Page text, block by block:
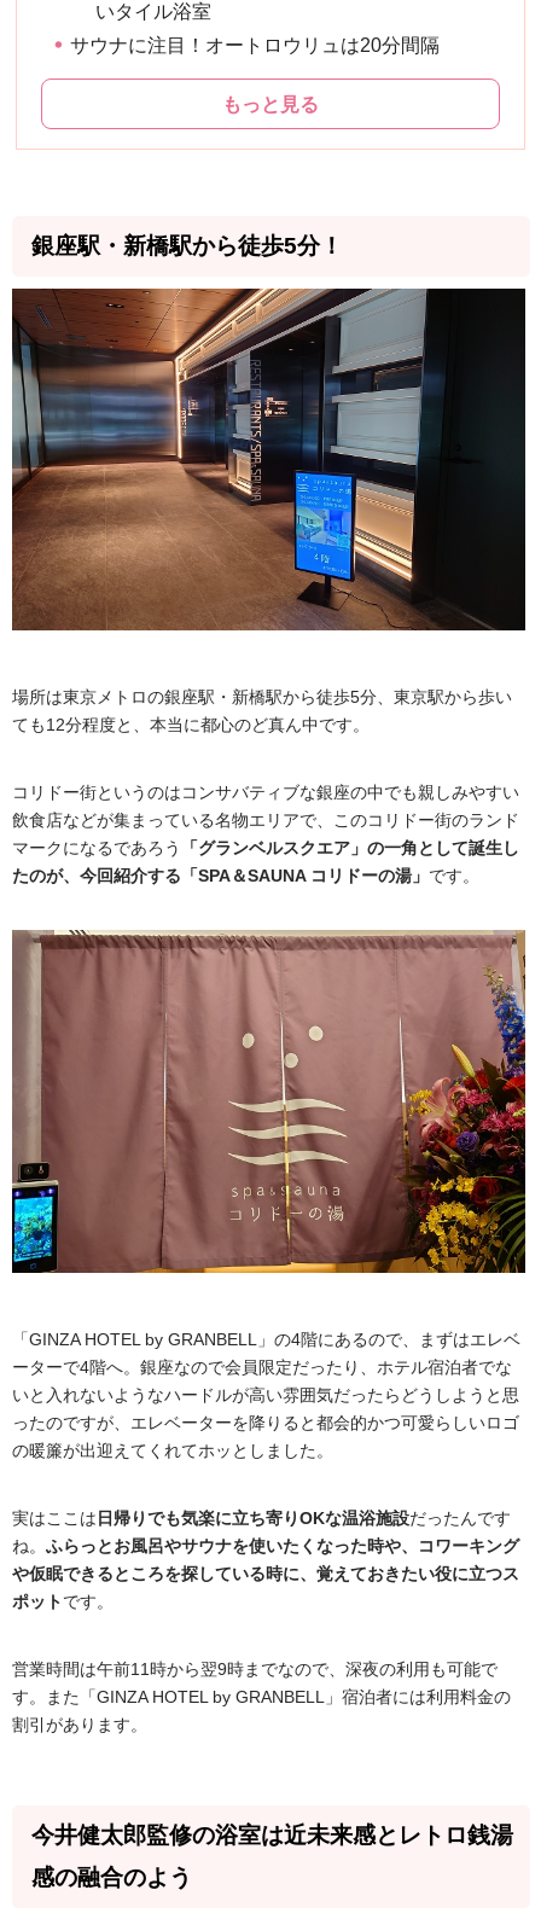
いタイル浴室
サウナに注目！オートロウリュは20分間隔
もっと見る
銀座駅・新橋駅から徒歩5分！
場所は東京メトロの銀座駅・新橋駅から徒歩5分、東京駅から歩い
ても12分程度と、本当に都心のど真ん中です。
コリドー街というのはコンサバティブな銀座の中でも親しみやすい
飲食店などが集まっている名物エリアで、このコリドー街のランド
マークになるであろう
「グランベルスクエア」の一角として誕生し
たのが、今回紹介する「SPA＆SAUNA コリドーの湯」 です。
「GINZA HOTEL by GRANBELL」の4階にあるので、まずはエレベ
ーターで4階へ。銀座なので会員限定だったり、ホテル宿泊者でな
いと入れないようなハードルが高い雰囲気だったらどうしようと思
ったのですが、エレベーターを降りると都会的かつ可愛らしいロゴ
の暖簾が出迎えてくれてホッとしました。
実はここは 日帰りでも気楽に立ち寄りOKな温浴施設だったんです
ね。 ふらっとお風呂やサウナを使いたくなった時や、コワーキング
や仮眠できるところを探している時に、覚えておきたい役に立つス
ポットです。
営業時間は午前11時から翌9時までなので、深夜の利用も可能で
す。また「GINZA HOTEL by GRANBELL」宿泊者には利用料金の
割引があります。
今井健太郎監修の浴室は近未来感とレトロ銭湯
感の融合のよう